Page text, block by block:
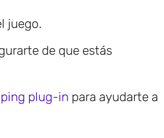
juego.
de que estás
plug-in para ayudarte a